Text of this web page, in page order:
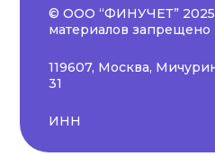
© ООО “ФИНУЧЕТ”
материалов запрещено
119607, Москва,
31
ИНН